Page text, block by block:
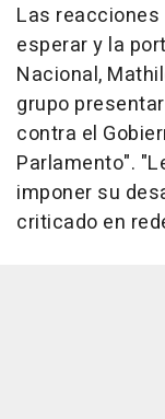
Las
esperar y la
Nacional,
grupo
contra el
Parlamento".
imponer su
criticado en